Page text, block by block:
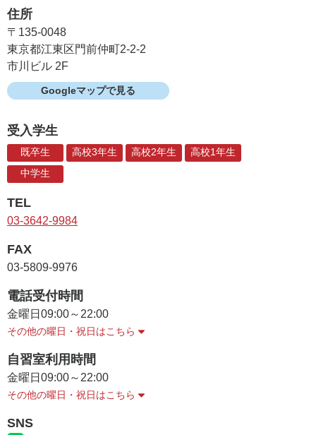
住所
〒135-0048
東京都江東区門前仲町2-2-2
市川ビル 2F
Googleマップで見る
受入学生
既卒生 高校3年生 高校2年生
高校1年生
中学生
TEL
03-3642-9984
FAX
03-5809-9976
電話受付時間
金曜日 09:00～22:00
その他の曜日・祝日はこちら
自習室利用時間
金曜日 09:00～22:00
その他の曜日・祝日はこちら
SNS